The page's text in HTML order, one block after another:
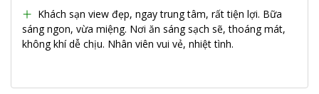
Khách sạn view đẹp, ngay trung tâm, rất tiện lợi. Bữa
sáng ngon, vừa miệng. Nơi ăn sáng sạch sẽ, thoáng mát,
không khí dễ chịu. Nhân viên vui vẻ, nhiệt tình.